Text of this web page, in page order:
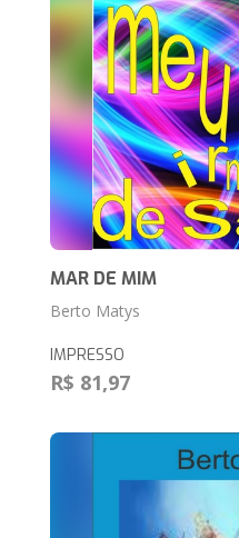
MAR DE MIM
Berto Matys
IMPRESSO
R$ 81,97